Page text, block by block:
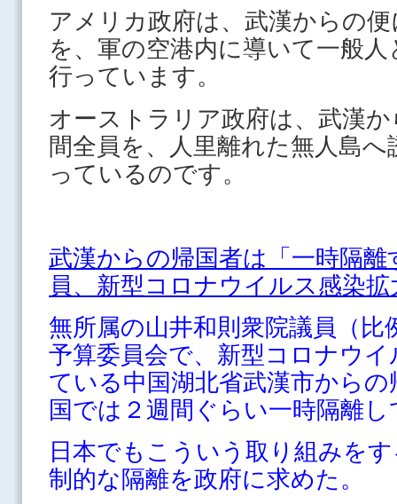
アメリカ政府は、武漢からの
を、軍の空港内に導いて一般
行っています。
オーストラリア政府は、武漢
間全員を、人里離れた無人島
っているのです。
武漢からの帰国者は「一時隔
員、新型コロナウイルス感染拡
無所属の山井和則衆院議員（比
予算委員会で、新型コロナウ
ている中国湖北省武漢市から
国では２週間ぐらい一時隔離
日本でもこういう取り組みを
制的な隔離を政府に求めた。